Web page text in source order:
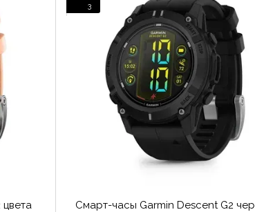
3
Смарт-часы Garmin Descent G2